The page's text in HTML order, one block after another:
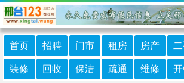
首页 招聘 门市 租房 房产
装修 回收 保洁 疏通 维修